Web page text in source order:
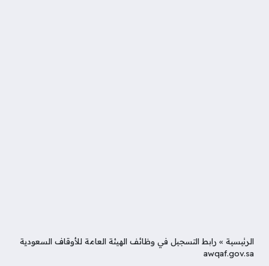
الرئيسية » رابط التسجيل في وظائف الهيئة العامة للأوقاف السعودية
awqaf.gov.sa